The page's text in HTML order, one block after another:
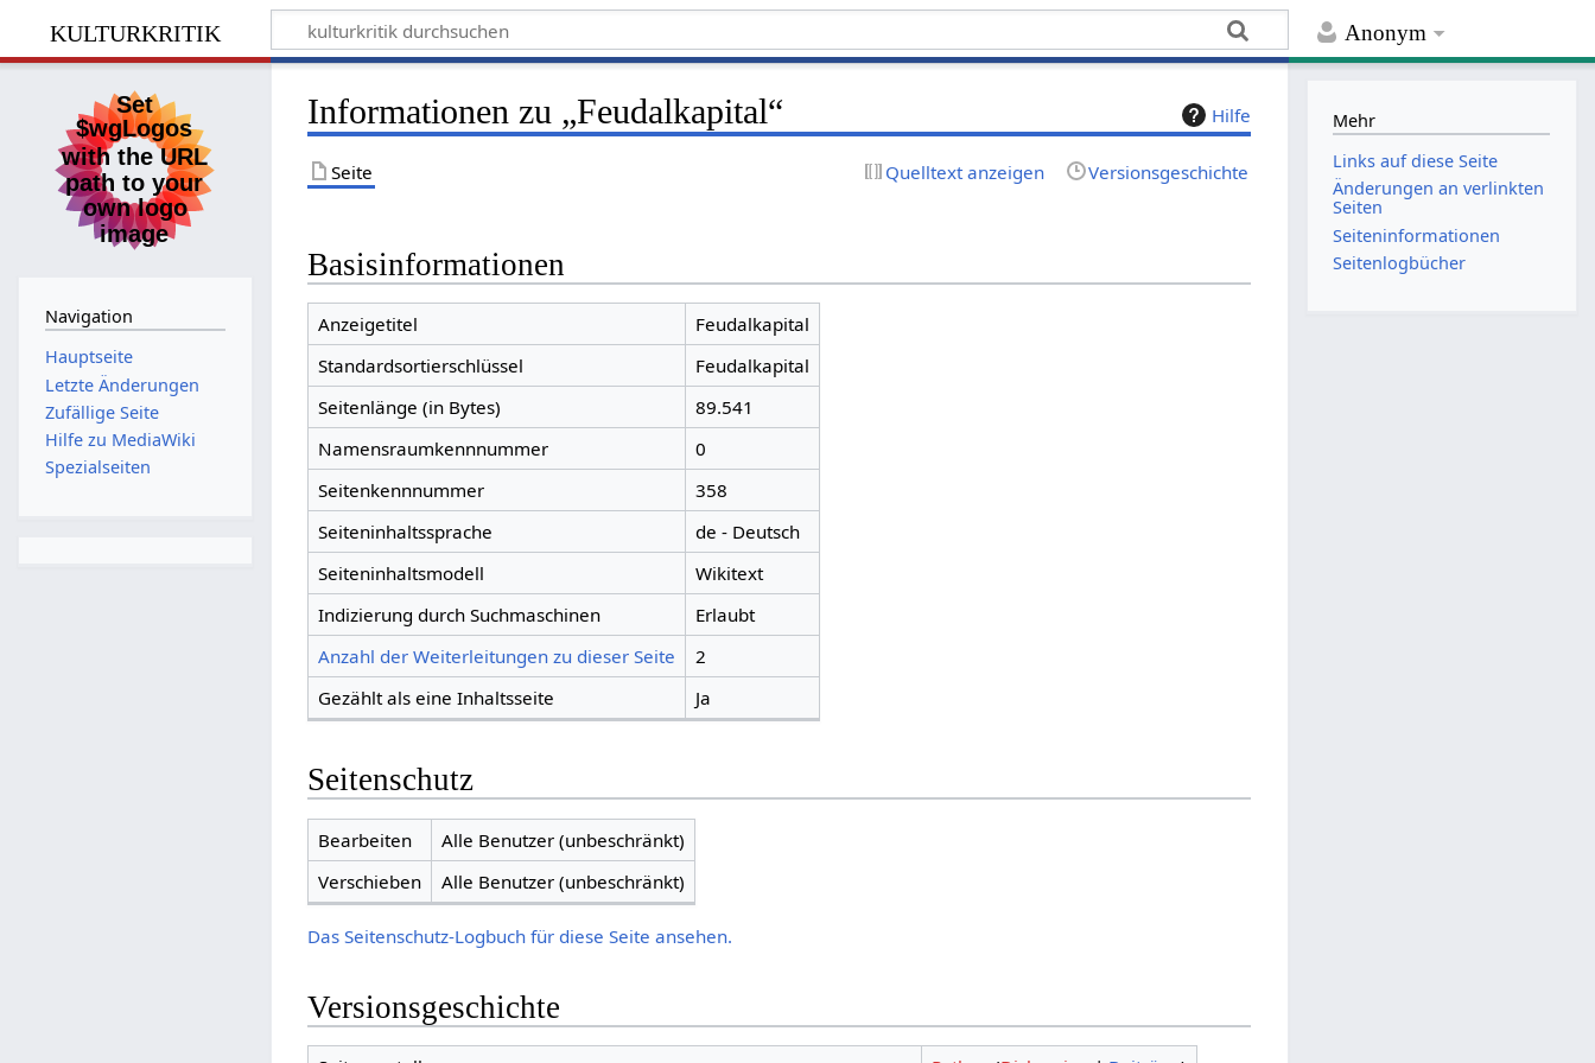
Anonym
kulturkritik
Hilfe
Informationen zu „Feudalkapital“
Seite Quelltext anzeigen Versionsgeschichte
Basisinformationen
Anzeigetitel
Feudalkapital
Standardsortierschlüssel
Feudalkapital
Seitenlänge (in Bytes)
89.541
Namensraumkennnummer
0
Seitenkennnummer
358
Seiteninhaltssprache
de - Deutsch
Seiteninhaltsmodell
Wikitext
Indizierung durch Suchmaschinen
Erlaubt
Anzahl der Weiterleitungen zu dieser Seite
2
Gezählt als eine Inhaltsseite
Ja
Seitenschutz
Bearbeiten
Alle Benutzer (unbeschränkt)
Verschieben
Alle Benutzer (unbeschränkt)
Das Seitenschutz-Logbuch für diese Seite ansehen.
Versionsgeschichte
Navigation
Hauptseite
Letzte Änderungen
Zufällige Seite
Hilfe zu MediaWiki
Spezialseiten
Mehr
Links auf diese Seite
Änderungen an verlinkten
Seiten
Seiten­­informationen
Seitenlogbücher